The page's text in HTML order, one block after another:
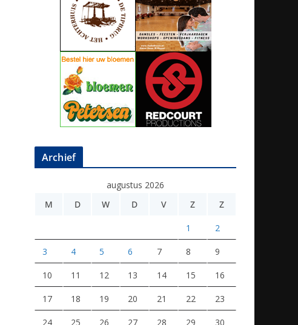
Archief
augustus 2026
M
D W D V Z Z
1 2
3 4 5 6 7 8 9
10 11 12 13 14 15 16
17 18 19 20 21 22 23
24 25 26 27 28 29 30